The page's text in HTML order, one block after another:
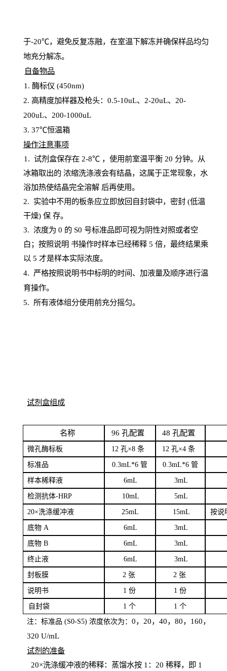
于-20℃，避免反复冻融，在室温下解冻并确保样品均匀
地充分解冻。
自备物品
1 . 酶标仪 (450nm)
2. 高精度加样器及枪头： 0.5-10uL、 2-20uL、 20-
200uL、 200-1000uL
3. 37℃恒温箱
操作注意事项
1. 试剂盒保存在 2-8℃ ，使用前室温平衡 20 分钟。从
冰箱取出的 浓缩洗涤液会有结晶，这属于正常现象，水
浴加热使结晶完全溶解 后再使用。
2. 实验中不用的板条应立即放回自封袋中，密封(低温
干燥) 保 存。
3. 浓度为 0 的 S0 号标准品即可视为阴性对照或者空
白；按照说明 书操作时样本已经稀释5 倍，最终结果乘
以 5 才是样本实际浓度。
4. 严格按照说明书中标明的时间、加液量及顺序进行温
育操作。
5. 所有液体组分使用前充分摇匀。
试剂盒组成
名称 96 孔配置 48 孔配置
微孔酶标板 12 孔×8 条 12 孔×4 条
标准品 0.3mL*6 管 0.3mL*6 管
样本稀释液 6mL 3mL
检测抗体-HRP 10mL 5mL
20×洗涤缓冲液 25mL 15mL 按说
底物A 6mL 3mL
底物B 6mL 3mL
终止液 6mL 3mL
封板膜 2 张 2 张
说明书 1 份 1 份
自封袋 1 个 1 个
注：标准品 (S0-S5) 浓度依次为： 0，20，40，80，160，
320 U/mL
试剂的准备
20×洗涤缓冲液的稀释：蒸馏水按 1：20 稀释，即 1